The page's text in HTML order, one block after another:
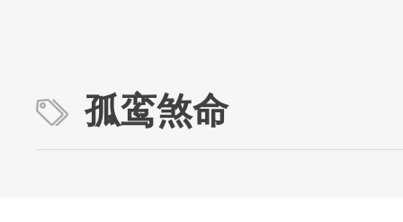
孤鸾煞命